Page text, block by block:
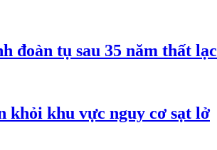
đoàn tụ sau 35 năm thất lạc
khỏi khu vực nguy cơ sạt lở